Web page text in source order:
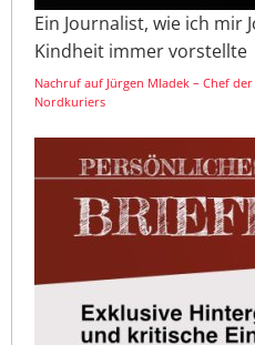
Ein Journalist, wie ich mir
Kindheit immer vorstellte
Nachruf auf Jürgen Mladek – Chef
Nordkuriers